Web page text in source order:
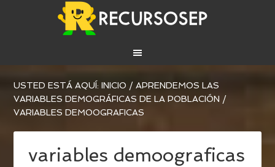
USTED ESTÁ AQUÍ:INICIO / APRENDEMOS LAS
VARIABLES DEMOGRÁFICAS DE LA POBLACIÓN /
VARIABLES DEMOOGRAFICAS
variables demoograficas